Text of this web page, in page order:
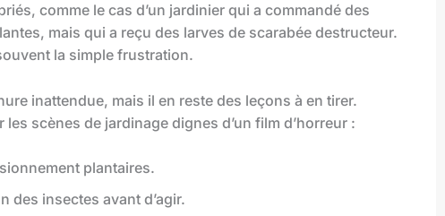
comme le cas d’un jardinier qui a commandé des
mais qui a reçu des larves de scarabée destructeur.
la simple frustration.
inattendue, mais il en reste des leçons à en tirer.
scènes de jardinage dignes d’un film d’horreur :
plantaires.
des insectes avant d’agir.